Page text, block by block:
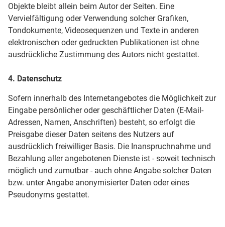
Objekte bleibt allein beim Autor der Seiten. Eine
Vervielfältigung oder Verwendung solcher Grafiken,
Tondokumente, Videosequenzen und Texte in anderen
elektronischen oder gedruckten Publikationen ist ohne
ausdrückliche Zustimmung des Autors nicht gestattet.
4. Datenschutz
Sofern innerhalb des Internetangebotes die Möglichkeit zur
Eingabe persönlicher oder geschäftlicher Daten (E-Mail-
Adressen, Namen, Anschriften) besteht, so erfolgt die
Preisgabe dieser Daten seitens des Nutzers auf
ausdrücklich freiwilliger Basis. Die Inanspruchnahme und
Bezahlung aller angebotenen Dienste ist - soweit technisch
möglich und zumutbar - auch ohne Angabe solcher Daten
bzw. unter Angabe anonymisierter Daten oder eines
Pseudonyms gestattet.